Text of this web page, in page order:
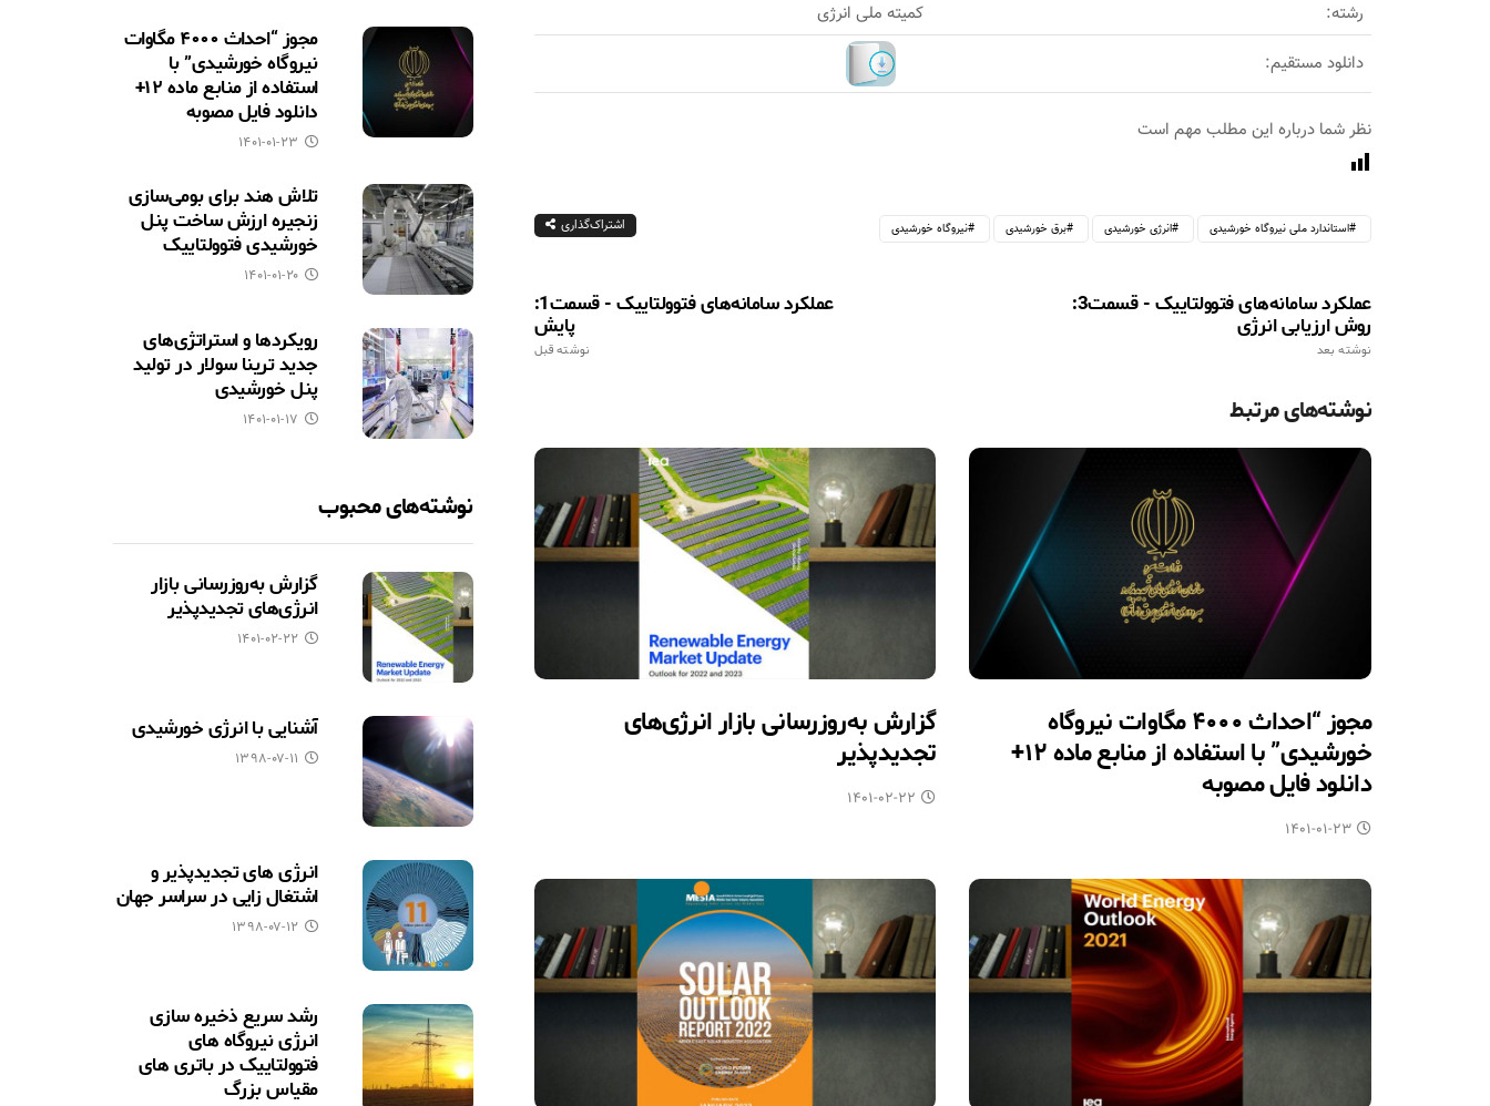
رشته:
کمیته ملی انرژی
دانلود مستقیم:
نظر شما درباره این مطلب مهم است
استاندارد ملی نیروگاه خورشیدی انرژی خورشیدی برق خورشیدی نیروگاه خورشیدی اشتراک‌گذاری
عملکرد سامانه‌های فتوولتاییک - قسمت1:
پایش
نوشته قبل
عملکرد سامانه‌های فتوولتاییک - قسمت3:
روش ارزیابی انرژی
نوشته بعد
نوشته‌های مرتبط
گزارش به‌روزرسانی بازار انرژی‌های
تجدیدپذیر
۱۴۰۱-۰۲-۲۲
مجوز “احداث ۴۰۰۰ مگاوات نیروگاه
خورشیدی” با استفاده از منابع ماده ۱۲+
دانلود فایل مصوبه
۱۴۰۱-۰۱-۲۳
مجوز “احداث ۴۰۰۰ مگاوات
نیروگاه خورشیدی” با
استفاده از منابع ماده ۱۲+
دانلود فایل مصوبه
۱۴۰۱-۰۱-۲۳
تلاش هند برای بومی‌سازی
زنجیره ارزش ساخت پنل
خورشیدی فتوولتاییک
۱۴۰۱-۰۱-۲۰
رویکردها و استراتژی‌های
جدید ترینا سولار در تولید
پنل خورشیدی
۱۴۰۱-۰۱-۱۷
نوشته‌های محبوب
گزارش به‌روزرسانی بازار
انرژی‌های تجدیدپذیر
۱۴۰۱-۰۲-۲۲
آشنایی با انرژی خورشیدی
۱۳۹۸-۰۷-۱۱
انرژی های تجدیدپذیر و
اشتغال زایی در سراسر جهان
۱۳۹۸-۰۷-۱۲
رشد سریع ذخیره سازی
انرژی نیروگاه های
فتوولتاییک در باتری های
مقیاس بزرگ